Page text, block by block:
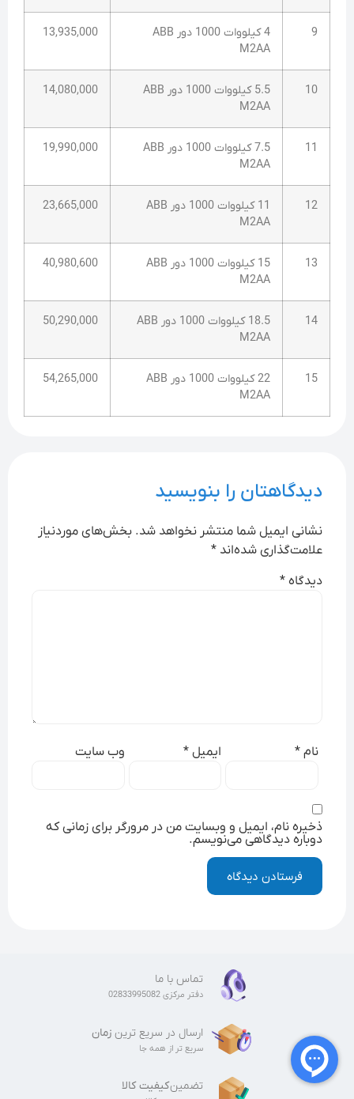
9
4 کیلووات 1000 دور ABB
M2AA
13,935,000
10
5.5 کیلووات 1000 دور ABB
M2AA
14,080,000
11
7.5 کیلووات 1000 دور ABB
M2AA
19,990,000
12
11 کیلووات 1000 دور ABB
M2AA
23,665,000
13
15 کیلووات 1000 دور ABB
M2AA
40,980,600
14
18.5 کیلووات 1000 دور ABB
M2AA
50,290,000
15
22 کیلووات 1000 دور ABB
M2AA
54,265,000
دیدگاهتان را بنویسید
نشانی ایمیل شما منتشر نخواهد شد. بخش‌های موردنیاز
علامت‌گذاری شده‌اند *
دیدگاه *
نام * ایمیل * وب‌ سایت
ذخیره نام، ایمیل و وبسایت من در مرورگر برای زمانی که
دوباره دیدگاهی می‌نویسم.
تماس با ما
دفتر مرکزی 02833995082
ارسال در سریع ترینزمان
سریع تر از همه جا
تضمینکیفیت کالا